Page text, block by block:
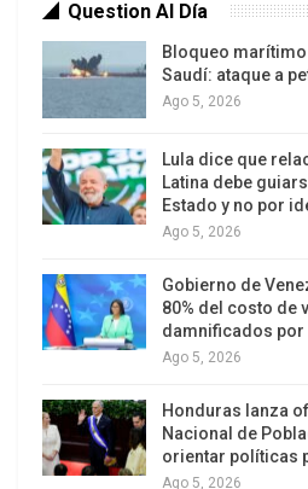
El término “remigración” ha
extrema derecha alemana y
expulsión no solo de
también de ciudadanos
origen extranjero
Vox justifica su propuesta
siete millones” de personas
en un corto periodo, lo que,
en peligro la identidad
legislación española y los
internacionales prohíben las
Question Al Día
Bloqueo marítimo
Saudí: ataque a
Ago 5, 2026
Lula dice que
Latina debe
Estado y no por
Ago 5, 2026
Gobierno de
80% del costo de
damnificados
Ago 5, 2026
Honduras lanza
Nacional de
orientar políticas
Ago 5, 2026